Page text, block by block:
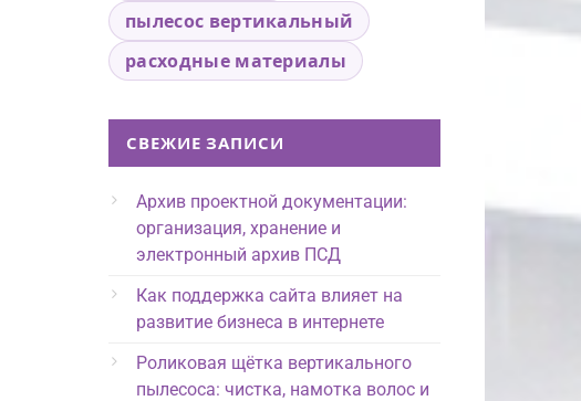
пылесос вертикальный
расходные материалы
СВЕЖИЕ ЗАПИСИ
Архив проектной документации:
организация, хранение и
электронный архив ПСД
Как поддержка сайта влияет на
развитие бизнеса в интернете
Роликовая щётка вертикального
пылесоса: чистка, намотка волос и